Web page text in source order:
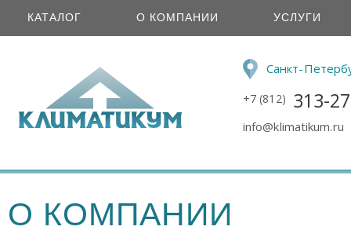
КАТАЛОГ О КОМПАНИИ УСЛУГИ
Санкт-
+7 (812) 313-
info@klimatikum.ru
О КОМПАНИИ